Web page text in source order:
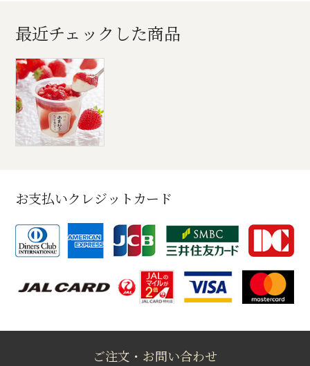
最近チェックした商品
お支払いクレジットカード
ご注文・お問い合わせ